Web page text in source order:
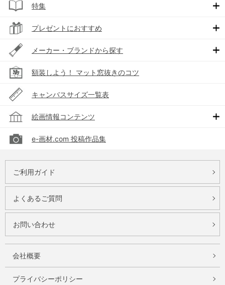
特集
プレゼントにおすすめ
メーカー・ブランドから探す
額装しよう！ マット窓抜きのコツ
キャンバスサイズ一覧表
絵画情報コンテンツ
e-画材.com 投稿作品集
ご利用ガイド
よくあるご質問
お問い合わせ
会社概要
プライバシーポリシー